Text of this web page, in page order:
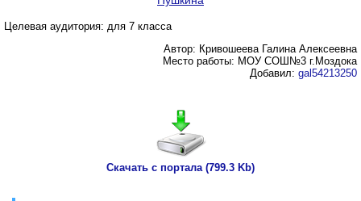
Целевая аудитория: для 7 класса
Автор: Кривошеева Галина Алексеевна
Место работы: МОУ СОШ№3 г.Моздока
Добавил: gal54213250
Скачать с портала (799.3 Kb)